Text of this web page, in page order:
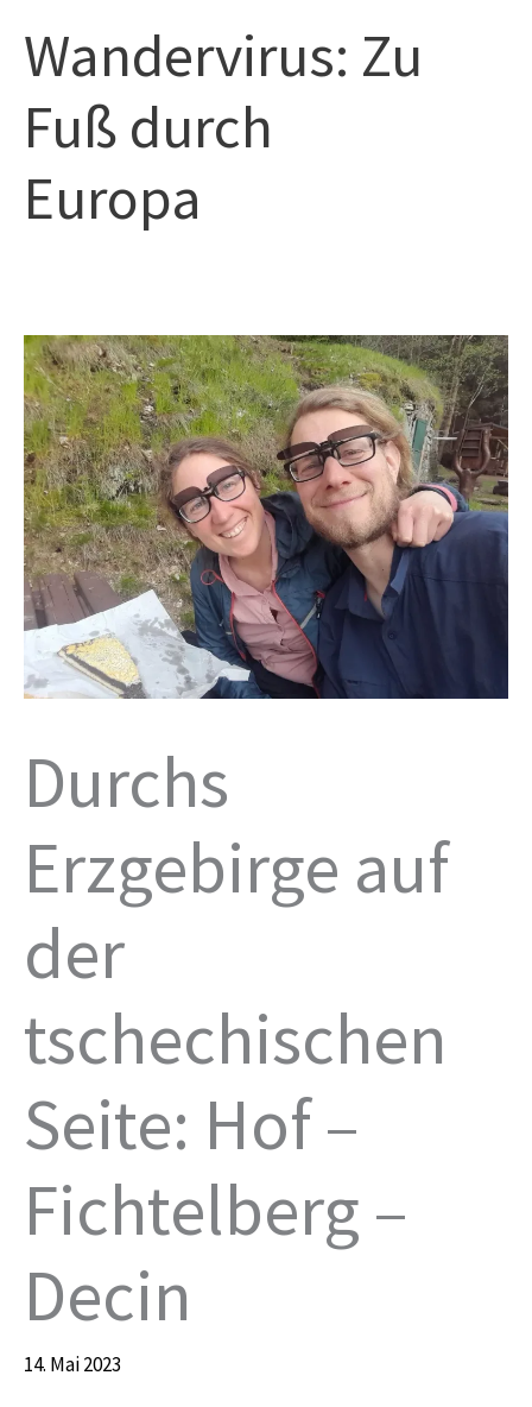
Inhalt
springen
Wandervirus: Zu
Fuß durch
Europa
Durchs
Erzgebirge auf
der
tschechischen
Seite: Hof –
Fichtelberg –
Decin
14. Mai 2023